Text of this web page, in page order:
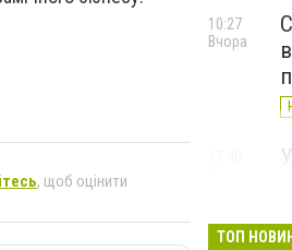
, щоб оцінити
10:27
Вчора
ТОП